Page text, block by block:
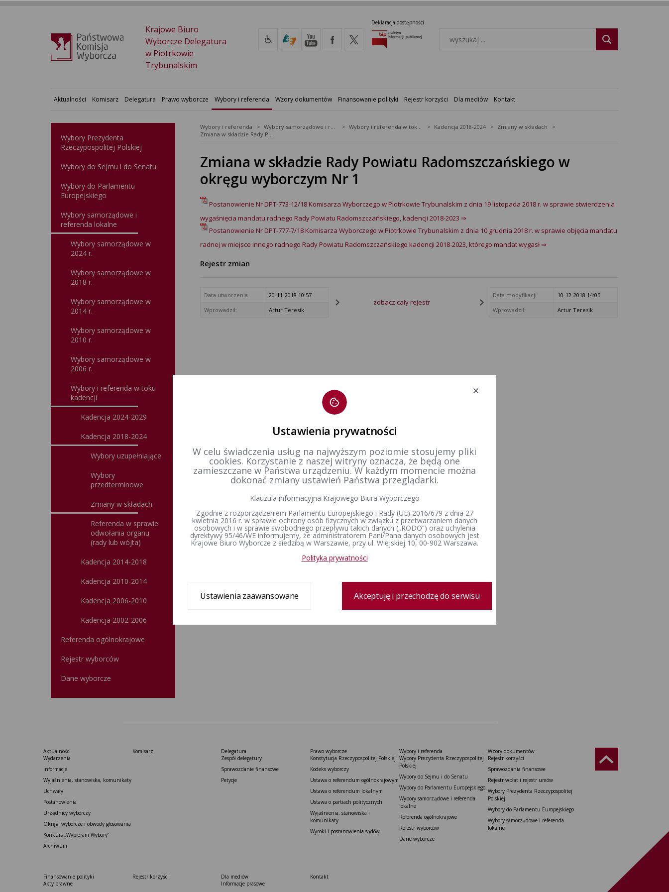
Krajowe Biuro
Wyborcze Delegatura
w Piotrkowie
Trybunalskim
Deklaracja dostępności
Aktualności Komisarz Delegatura Prawo wyborcze Wybory i referenda Wzory dokumentów Finansowanie polityki Rejestr korzyści Dla mediów Kontakt
Wybory Prezydenta
Rzeczypospolitej Polskiej
Wybory do Sejmu i do Senatu
Wybory do Parlamentu
Europejskiego
Wybory samorządowe i
referenda lokalne
Wybory samorządowe w
2024 r.
Wybory samorządowe w
2018 r.
Wybory samorządowe w
2014 r.
Wybory samorządowe w
2010 r.
Wybory samorządowe w
2006 r.
Wybory i referenda w toku
kadencji
Kadencja 2024-2029
Kadencja 2018-2024
Wybory uzupełniające
Wybory
przedterminowe
Zmiany w składach
Referenda w sprawie
odwołania organu
(rady lub wójta)
Kadencja 2014-2018
Kadencja 2010-2014
Kadencja 2006-2010
Kadencja 2002-2006
Referenda ogólnokrajowe
Rejestr wyborców
Dane wyborcze
Wybory i referenda Wybory samorządowe i referenda lokalne Wybory i referenda w toku kadencji Kadencja 2018-2024
Zmiany w składach
Zmiana w składzie Rady Powiatu Radomszczańskiego w okręgu wyborczym Nr 1
Zmiana w składzie Rady Powiatu Radomszczańskiego w
okręgu wyborczym Nr 1
Postanowienie Nr DPT-773-12/18 Komisarza Wyborczego w Piotrkowie Trybunalskim z dnia 19 listopada 2018 r. w sprawie stwierdzenia
wygaśnięcia mandatu radnego Rady Powiatu Radomszczańskiego, kadencji 2018-2023 ⇒
Postanowienie Nr DPT-777-7/18 Komisarza Wyborczego w Piotrkowie Trybunalskim z dnia 10 grudnia 2018 r. w sprawie objęcia mandatu
radnej w miejsce innego radnego Rady Powiatu Radomszczańskiego kadencji 2018-2023, którego mandat wygasł ⇒
Rejestr zmian
Data utworzenia
20-11-2018 10:57
Wprowadził:
Artur Teresik
zobacz cały rejestr
Data modyfikacji
10-12-2018 14:05
Wprowadził:
Artur Teresik
Aktualności
Wydarzenia
Informacje
Wyjaśnienia, stanowiska, komunikaty
Uchwały
Postanowienia
Urzędnicy wyborczy
Okręgi wyborcze i obwody głosowania
Konkurs „Wybieram Wybory”
Archiwum
Komisarz
Delegatura
Zespół delegatury
Sprawozdanie finansowe
Petycje
Prawo wyborcze
Konstytucja Rzeczypospolitej Polskiej​
Kodeks wyborczy
Ustawa o referendum ogólnokrajowym
Ustawa o referendum lokalnym
Ustawa o partiach politycznych
Wyjaśnienia, stanowiska i
komunikaty
Wyroki i postanowienia sądów
Wybory i referenda
Wybory Prezydenta Rzeczypospolitej
Polskiej
Wybory do Sejmu i do Senatu
Wybory do Parlamentu Europejskiego
Wybory samorządowe i referenda
lokalne
Referenda ogólnokrajowe
Rejestr wyborców
Dane wyborcze
Wzory dokumentów
Rejestr korzyści
Sprawozdania finansowe
Rejestr wpłat i rejestr umów
Wybory Prezydenta Rzeczypospolitej
Polskiej
Wybory do Parlamentu Europejskiego
Wybory samorządowe i referenda
lokalne
Finansowanie polityki
Akty prawne
Rejestr korzyści
Dla mediów
Informacje prasowe
Kontakt
Ustawienia prywatności
W celu świadczenia usług na najwyższym poziomie stosujemy pliki
cookies. Korzystanie z naszej witryny oznacza, że będą one
zamieszczane w Państwa urządzeniu. W każdym momencie można
dokonać zmiany ustawień Państwa przeglądarki.
Klauzula informacyjna Krajowego Biura Wyborczego
Zgodnie z rozporządzeniem Parlamentu Europejskiego i Rady (UE) 2016/679 z dnia 27
kwietnia 2016 r. w sprawie ochrony osób fizycznych w związku z przetwarzaniem danych
osobowych i w sprawie swobodnego przepływu takich danych („RODO”) oraz uchylenia
dyrektywy 95/46/WE informujemy, że administratorem Pani/Pana danych osobowych jest
Krajowe Biuro Wyborcze z siedzibą w Warszawie, przy ul. Wiejskiej 10, 00-902 Warszawa.
Polityka prywatności
Ustawienia zaawansowane Akceptuję i przechodzę do serwisu